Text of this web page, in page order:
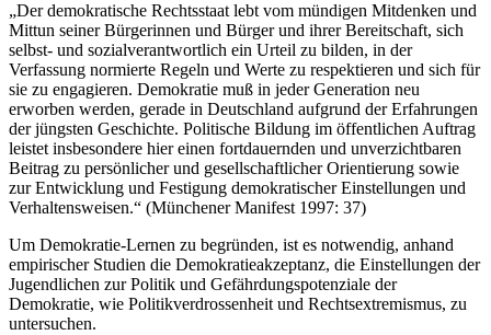
„Der demokratische Rechtsstaat lebt vom mündigen Mitdenken und
Mittun seiner Bürgerinnen und Bürger und ihrer Bereitschaft, sich
selbst- und sozialverantwortlich ein Urteil zu bilden, in der
Verfassung normierte Regeln und Werte zu respektieren und sich für
sie zu engagieren. Demokratie muß in jeder Generation neu
erworben werden, gerade in Deutschland aufgrund der Erfahrungen
der jüngsten Geschichte. Politische Bildung im öffentlichen Auftrag
leistet insbesondere hier einen fortdauernden und unverzichtbaren
Beitrag zu persönlicher und gesellschaftlicher Orientierung sowie
zur Entwicklung und Festigung demokratischer Einstellungen und
Verhaltensweisen.“ (Münchener Manifest 1997: 37)
Um Demokratie-Lernen zu begründen, ist es notwendig, anhand
empirischer Studien die Demokratieakzeptanz, die Einstellungen der
Jugendlichen zur Politik und Gefährdungspotenziale der
Demokratie, wie Politikverdrossenheit und Rechtsextremismus, zu
untersuchen.